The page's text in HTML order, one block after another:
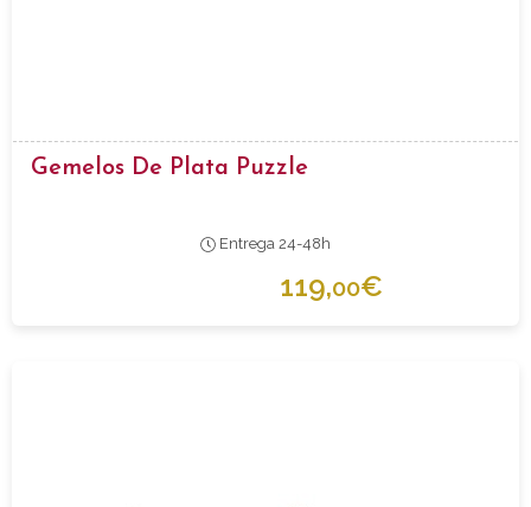
Gemelos De Plata Puzzle
Entrega 24-48h
119,00€